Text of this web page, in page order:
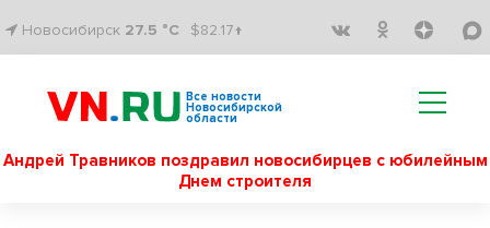
Новосибирск 27.5 °C $82.17↑
Все новости
Новосибирской
области
Андрей Травников поздравил новосибирцев с юбилейным
Днем строителя